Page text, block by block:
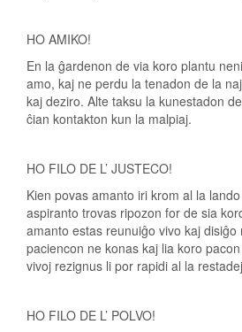
HO AMIKO!
En la ĝardenon de via koro plantu
amo, kaj ne perdu la tenadon de la
kaj deziro. Alte taksu la kunestadon
ĉian kontakton kun la malpiaj.
HO FILO DE L’ JUSTECO!
Kien povas amanto iri krom al la
aspiranto trovas ripozon for de sia
amanto estas reunuiĝo vivo kaj disiĝo
paciencon ne konas kaj lia koro
vivoj rezignus li por rapidi al la
HO FILO DE L’ POLVO!